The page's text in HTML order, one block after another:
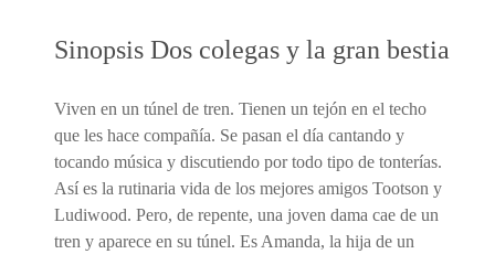
Sinopsis Dos colegas y la gran bestia
Viven en un túnel de tren. Tienen un tejón en el techo
que les hace compañía. Se pasan el día cantando y
tocando música y discutiendo por todo tipo de tonterías.
Así es la rutinaria vida de los mejores amigos Tootson y
Ludiwood. Pero, de repente, una joven dama cae de un
tren y aparece en su túnel. Es Amanda, la hija de un